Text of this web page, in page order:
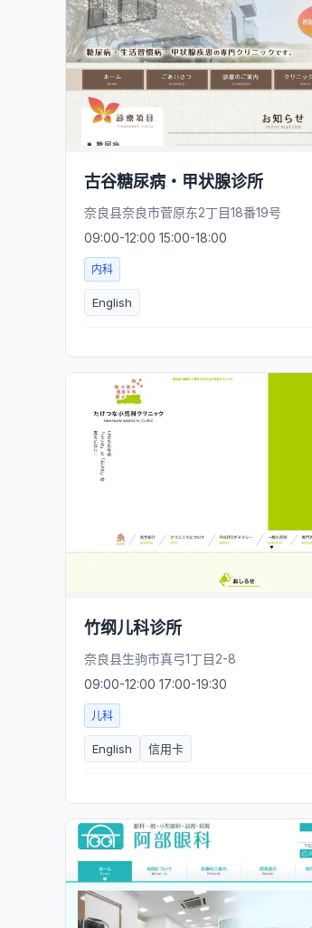
古谷糖尿病・甲状腺诊所
奈良县奈良市菅原东2丁目18番19号
09:00-12:00 15:00-18:00
内科
English
竹纲儿科诊所
奈良县生驹市真弓1丁目2-8
09:00-12:00 17:00-19:30
儿科
English 信用卡